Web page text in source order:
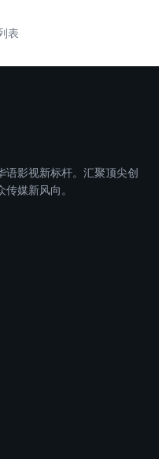
表
语影视新标杆。汇聚顶尖创
媒新风向。